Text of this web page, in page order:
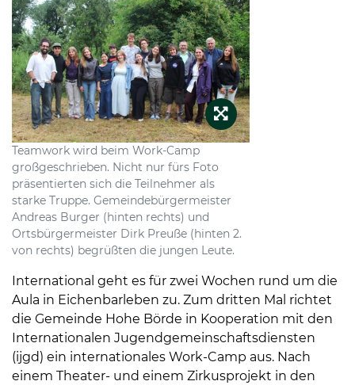
Tourismus, Freizeit, Dorfleben
Ehrenamt und Engagement
Teamwork wird beim Work-Camp
großgeschrieben. Nicht nur fürs Foto
präsentierten sich die Teilnehmer als
starke Truppe. Gemeindebürgermeister
Andreas Burger (hinten rechts) und
Ortsbürgermeister Dirk Preuße (hinten 2.
von rechts) begrüßten die jungen Leute.
International geht es für zwei Wochen rund um die
Aula in Eichenbarleben zu. Zum dritten Mal richtet
die Gemeinde Hohe Börde in Kooperation mit den
Internationalen Jugendgemeinschaftsdiensten
(ijgd) ein internationales Work-Camp aus. Nach
einem Theater- und einem Zirkusprojekt in den